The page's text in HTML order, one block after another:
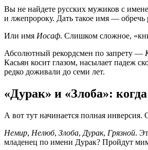
Вы не найдете русских мужиков с
и лжепророку. Дать такое имя — обречь
Или имя Иосаф. Слишком сложное,
Абсолютный рекордсмен по запрету —
Касьян косит глазом, насылает падеж
редко доживали до семи лет.
«Дурак» и «Злоба»:
А вот тут начинается полная
Немир, Нелюб, Злоба, Дурак, Грязной.
младенец по имени Дурак? Пройдут